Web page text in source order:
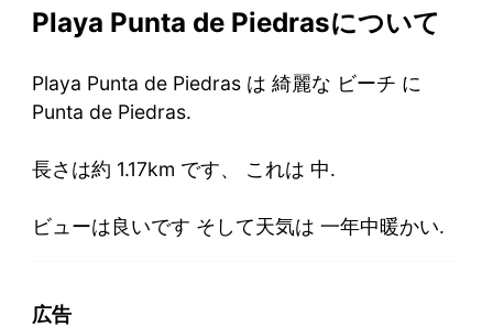
Playa Punta de Piedrasについて
Playa Punta de Piedras は 綺麗な ビーチ に
Punta de Piedras.
長さは約 1.17km です、 これは 中.
ビューは良いです そして天気は 一年中暖かい.
広告